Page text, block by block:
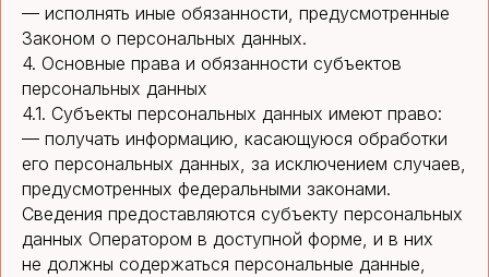
— исполнять иные обязанности, предусмотренные
Законом о персональных данных.
4. Основные права и обязанности субъектов
персональных данных
4.1. Субъекты персональных данных имеют право:
— получать информацию, касающуюся обработки
его персональных данных, за исключением случаев,
предусмотренных федеральными законами.
Сведения предоставляются субъекту персональных
данных Оператором в доступной форме, и в них
не должны содержаться персональные данные,